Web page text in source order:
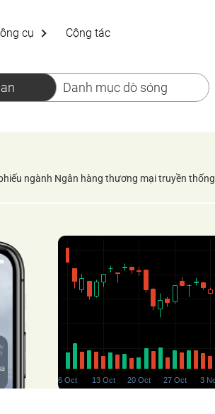
cụ Cộng tác
Danh mục dò sóng
ngành Ngân hàng thương mại truyền thống